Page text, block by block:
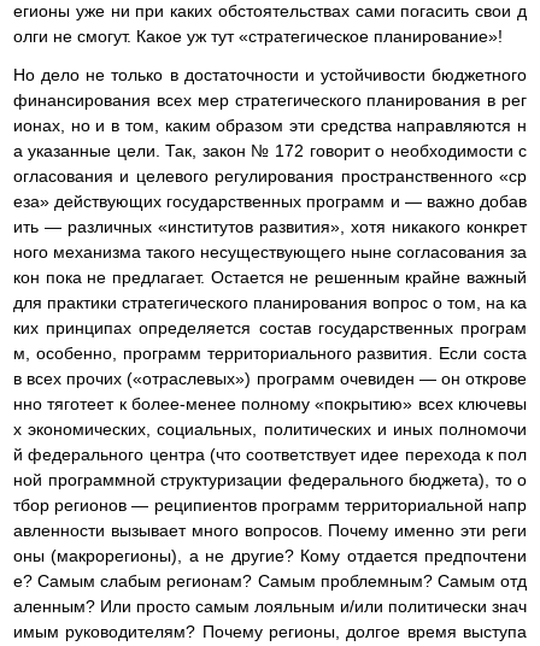
егионы уже ни при каких обстоятельствах сами погасить свои д
олги не смогут. Какое уж тут «стратегическое планирование»!
Но дело не только в достаточности и устойчивости бюджетного
финансирования всех мер стратегического планирования в рег
ионах, но и в том, каким образом эти средства направляются н
а указанные цели. Так, закон № 172 говорит о необходимости с
огласования и целевого регулирования пространственного «ср
еза» действующих государственных программ и — важно добав
ить — различных «институтов развития», хотя никакого конкрет
ного механизма такого несуществующего ныне согласования за
кон пока не предлагает. Остается не решенным крайне важный
для практики стратегического планирования вопрос о том, на ка
ких принципах определяется состав государственных програм
м, особенно, программ территориального развития. Если соста
в всех прочих («отраслевых») программ очевиден — он открове
нно тяготеет к более-менее полному «покрытию» всех ключевы
х экономических, социальных, политических и иных полномочи
й федерального центра (что соответствует идее перехода к пол
ной программной структуризации федерального бюджета), то о
тбор регионов — реципиентов программ территориальной напр
авленности вызывает много вопросов. Почему именно эти реги
оны (макрорегионы), а не другие? Кому отдается предпочтени
е? Самым слабым регионам? Самым проблемным? Самым отд
аленным? Или просто самым лояльным и/или политически знач
имым руководителям? Почему регионы, долгое время выступа